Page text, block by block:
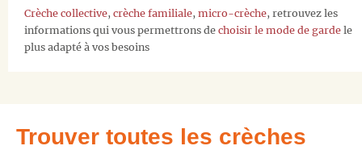
Crèche collective, crèche familiale, micro-crèche, retrouvez les
informations qui vous permettrons de choisir le mode de garde le
plus adapté à vos besoins
Trouver toutes les crèches